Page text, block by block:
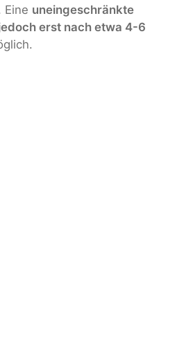
Eine uneingeschränkte
erst nach etwa 4-6